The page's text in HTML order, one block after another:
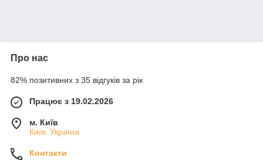
Про нас
82% позитивних з 35 відгуків за рік
Працює з 19.02.2026
м. Київ
Київ, Україна
Контакти